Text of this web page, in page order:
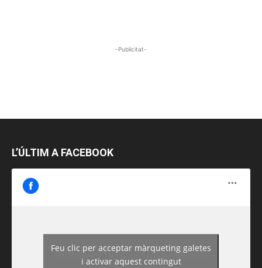
-Publicitat-
L’ÚLTIM A FACEBOOK
https://www.facebook.com/guiadereus/
Feu clic per acceptar màrqueting galetes
i activar aquest contingut